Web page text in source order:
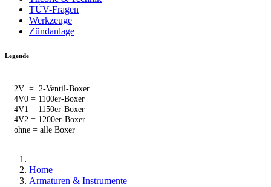
TÜV-Fragen
Werkzeuge
Zündanlage
Legende
2V = 2-Ventil-Boxer
4V0 = 1100er-Boxer
4V1 = 1150er-Boxer
4V2 = 1200er-Boxer
ohne = alle Boxer
Home
Armaturen & Instrumente